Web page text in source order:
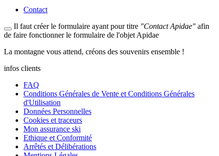
Contact
Il faut créer le formulaire ayant pour titre "Contact Apidae" afin
de faire fonctionner le formulaire de l'objet Apidae
La montagne vous attend, créons des souvenirs ensemble !
infos clients
FAQ
Conditions Générales de Vente et Conditions Générales
d'Utilisation
Données Personnelles
Cookies et traceurs
Mon assurance ski
Ethique et Conformité
Arrêtés et Délibérations